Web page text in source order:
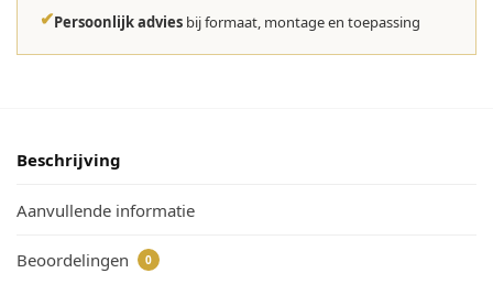
✔Persoonlijk advies bij formaat, montage en toepassing
Beschrijving
Aanvullende informatie
Beoordelingen 0